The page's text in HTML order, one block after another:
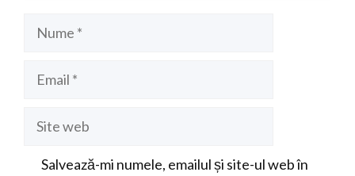
Salvează-mi numele, emailul și site-ul web în